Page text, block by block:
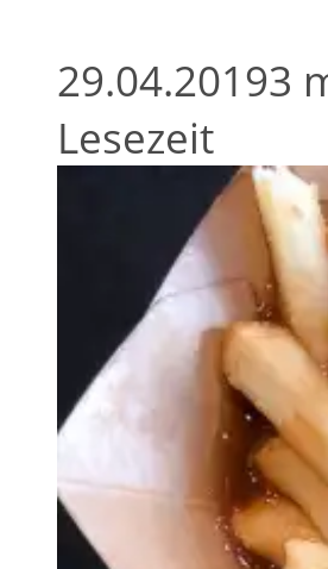
29.04.20193
Lesezeit